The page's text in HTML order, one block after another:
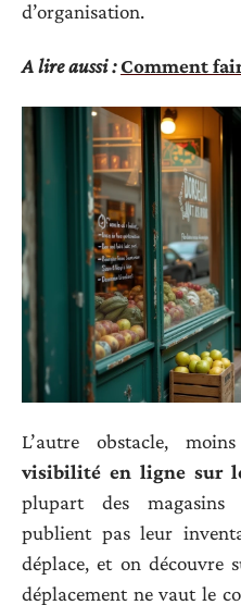
d’organisation.
A lire aussi :Comment
L’autre obstacle,
visibilité en ligne sur
plupart des magasins
publient pas leur
déplace, et on découvre
déplacement ne vaut le